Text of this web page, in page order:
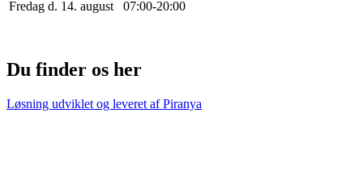
Fredag d. 14. august 07:00-20:00
Du finder os her
Løsning udviklet og leveret afPiranya